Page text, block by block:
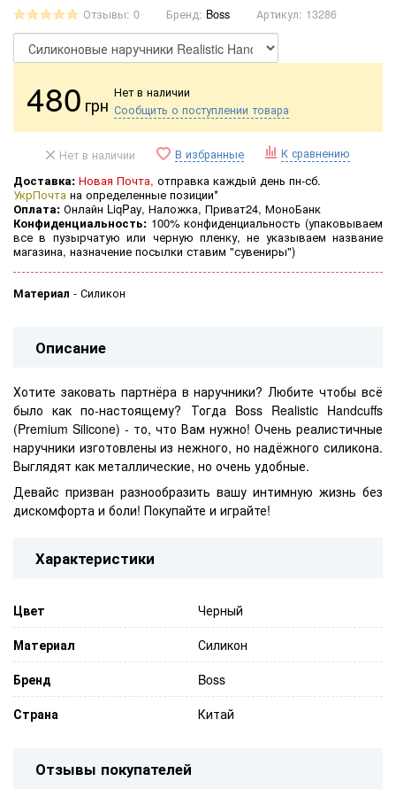
Отзывы: 0 Бренд: Boss Артикул: 13286
480 грн
Нет в наличии
Сообщить о поступлении товара
Нет в наличии В избранные К сравнению
Доставка: Новая Почта, отправка каждый день пн-сб.
УкрПочта на определенные позиции*
Оплата: Онлайн LiqPay, Наложка, Приват24, МоноБанк
Конфиденциальность: 100% конфиденциальность (упаковываем
все в пузырчатую или черную пленку, не указываем название
магазина, назначение посылки ставим "сувениры")
Материал - Силикон
Описание
Хотите заковать партнёра в наручники? Любите чтобы всё
было как по-настоящему? Тогда Boss Realistic Handcuffs
(Premium Silicone) - то, что Вам нужно! Очень реалистичные
наручники изготовлены из нежного, но надёжного силикона.
Выглядят как металлические, но очень удобные.
Девайс призван разнообразить вашу интимную жизнь без
дискомфорта и боли! Покупайте и играйте!
Характеристики
Цвет
Черный
Материал
Силикон
Бренд
Boss
Страна
Китай
Отзывы покупателей